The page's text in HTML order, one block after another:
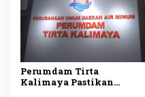
Perumdam Tirta
Kalimaya Pastikan